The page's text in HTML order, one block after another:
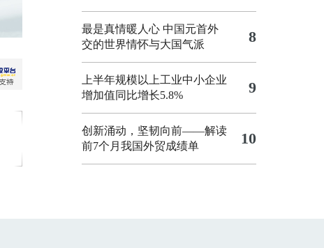
最是真情暖人心 中国元首外
交的世界情怀与大国气派
8
上半年规模以上工业中小企业
增加值同比增长5.8%
9
创新涌动，坚韧向前——解读
前7个月我国外贸成绩单
10